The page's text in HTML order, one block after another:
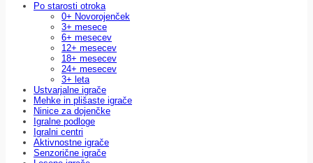
Po starosti otroka
0+ Novorojenček
3+ mesece
6+ mesecev
12+ mesecev
18+ mesecev
24+ mesecev
3+ leta
Ustvarjalne igrače
Mehke in plišaste igrače
Ninice za dojenčke
Igralne podloge
Igralni centri
Aktivnostne igrače
Senzorične igrače